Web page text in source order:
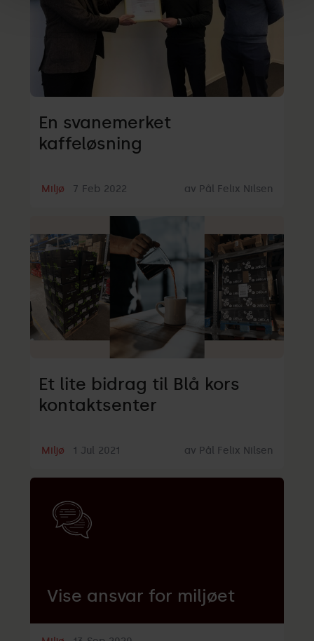
En svanemerket
kaffeløsning
Miljø 7 Feb 2022 av Pål Felix Nilsen
Et lite bidrag til Blå kors
kontaktsenter
Miljø 1 Jul 2021 av Pål Felix Nilsen
Vise ansvar for miljøet